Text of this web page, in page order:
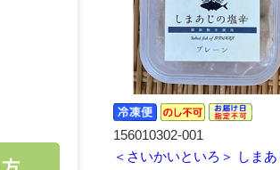
156010302-001
＜さいかいといろ＞ しま